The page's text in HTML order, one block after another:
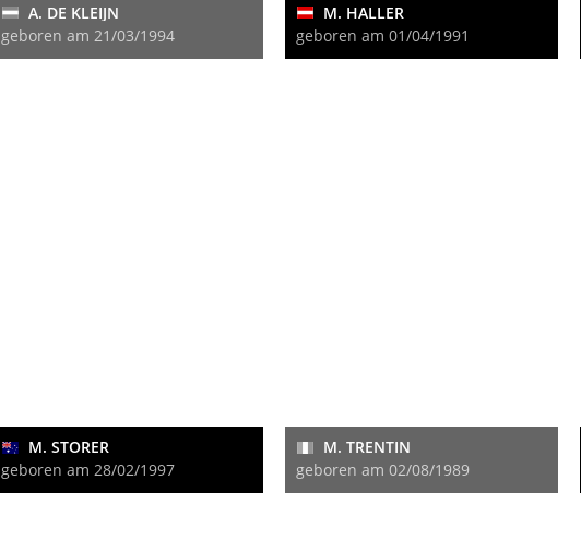
A. DE KLEIJN
geboren am 21/03/1994
M. HALLER
geboren am 01/04/1991
M. STORER
geboren am 28/02/1997
M. TRENTIN
geboren am 02/08/1989